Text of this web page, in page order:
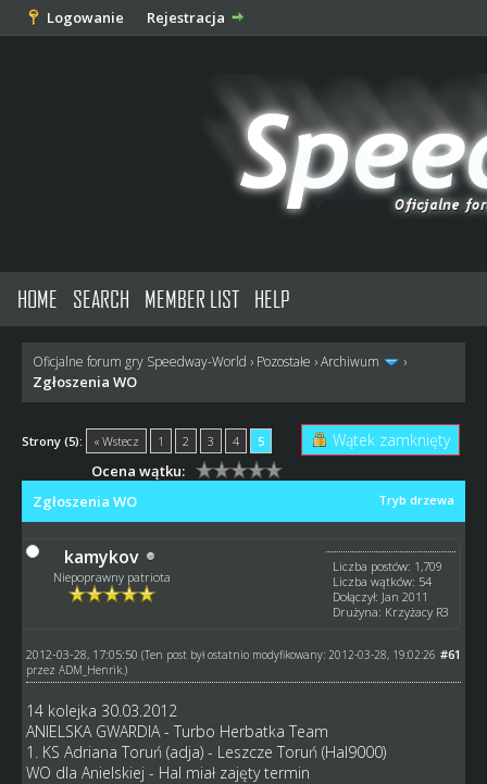
Logowanie Rejestracja
HOME SEARCH MEMBER LIST HELP
Oficjalne forum gry Speedway-World › Pozostałe ›Archiwum ›
Zgłoszenia WO
Strony (5): « Wstecz 1 2 3 4 5 Wątek zamknięty
Ocena wątku:
Tryb drzewa
Zgłoszenia WO
kamykov
Niepoprawny patriota
Liczba postów: 1,709
Liczba wątków: 54
Dołączył: Jan 2011
Drużyna: Krzyżacy R3
#61
2012-03-28, 17:05:50 (Ten post był ostatnio modyfikowany: 2012-03-28, 19:02:26
przez ADM_Henrik.)
14 kolejka 30.03.2012
ANIELSKA GWARDIA - Turbo Herbatka Team
1. KS Adriana Toruń (adja) - Leszcze Toruń (Hal9000)
WO dla Anielskiej - Hal miał zajęty termin